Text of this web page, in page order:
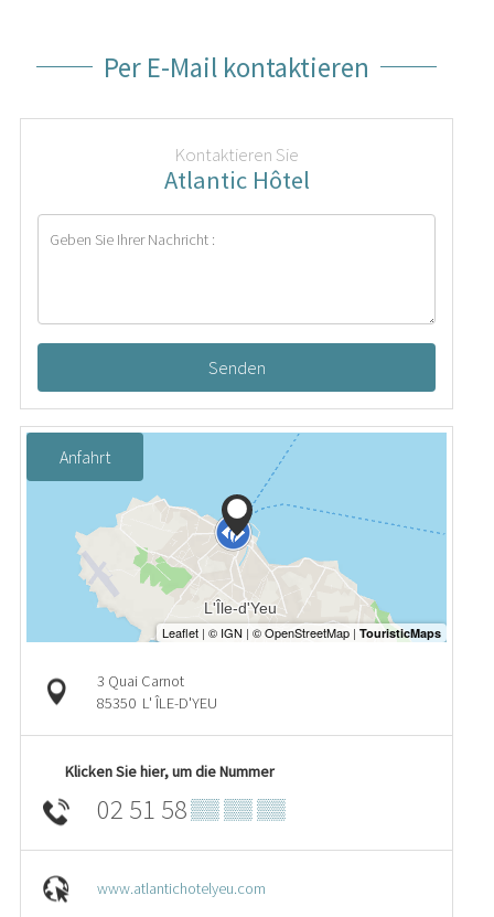
Per E-Mail kontaktieren
Kontaktieren Sie
Atlantic Hôtel
Senden
Anfahrt
3 Quai Carnot
85350 L' ÎLE-D'YEU
Klicken Sie hier, um die Nummer
02 51 58▒▒ ▒▒ ▒▒
www.atlantichotelyeu.com